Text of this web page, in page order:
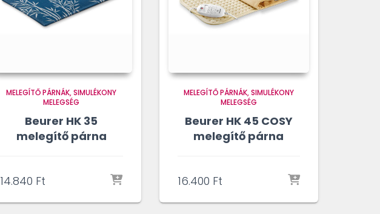
MELEGÍTŐ PÁRNÁK SIMULÉKONY
MELEGSÉG
Beurer HK 35
melegítő párna
14.840 Ft
MELEGÍTŐ PÁRNÁK SIMULÉKONY
MELEGSÉG
Beurer HK 45 COSY
melegítő párna
16.400 Ft